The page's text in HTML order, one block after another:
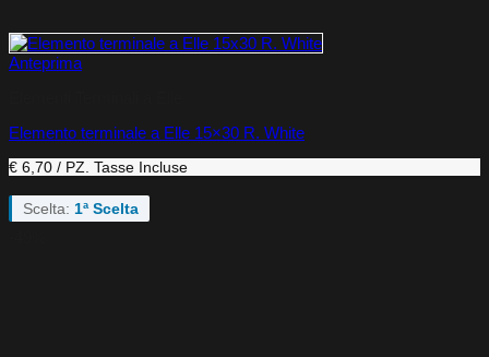
Anteprima
Elemento terminale a Elle 15×30 R. White
€ 6,70 / PZ. Tasse Incluse
Scelta: 1ª Scelta